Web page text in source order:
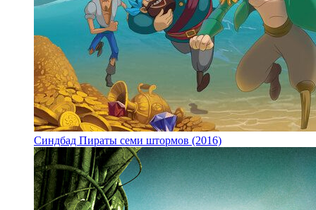
Синдбад Пираты семи штормов (2016)